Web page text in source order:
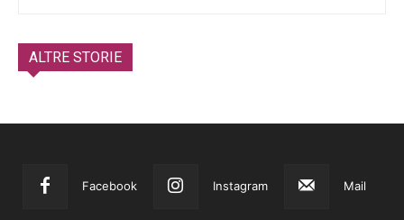
ALTRE STORIE
Facebook Instagram Mail